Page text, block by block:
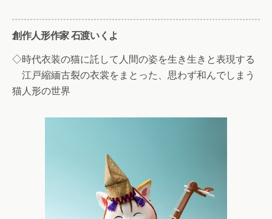
創作人形作家 石渡いくよ
◇時代衣装の猫に託して人間の姿を生き生きと表現する
江戸縮緬古裂の衣裳をまとった、思わず和んでしまう
猫人形の世界